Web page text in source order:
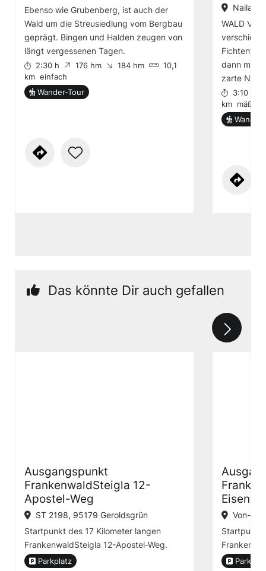
Ebenso wie Grubenberg, ist auch der
Wald um die Streusiedlung vom Bergbau
geprägt. Bingen und Halden zeugen von
längt vergessenen Tagen.
2:30 h 176 hm 184 hm
10,1
km einfach
Wander-Tour
Naila
WALD
dann
zarte
3:10 h
km mäßig
Das könnte Dir auch gefallen
Ausgangspunkt
FrankenwaldSteigla 12-
Apostel-Weg
ST 2198, 95179 Geroldsgrün
Startpunkt des 17 Kilometer langen
FrankenwaldSteigla 12-Apostel-Weg.
Parkplatz
Von-
Startpunkt